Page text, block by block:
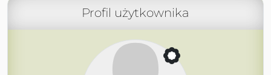
Profil użytkownika